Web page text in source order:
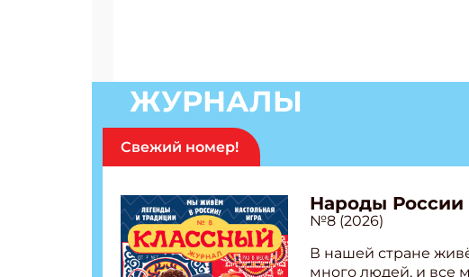
ЖУРНАЛЫ
Свежий номер!
Народы России
№8 (2026)
В нашей стране
много людей, и все